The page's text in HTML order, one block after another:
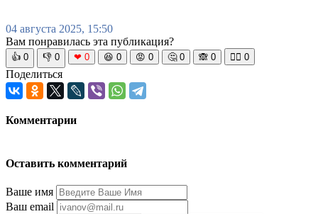
04 августа 2025, 15:50
Вам понравилась эта публикация?
👍 0 👎 0 ❤ 0 😆 0 😡 0 🤔 0 🙈 0 🧘‍♀️ 0
Поделиться
Комментарии
Оставить комментарий
Ваше имя
Ваш email